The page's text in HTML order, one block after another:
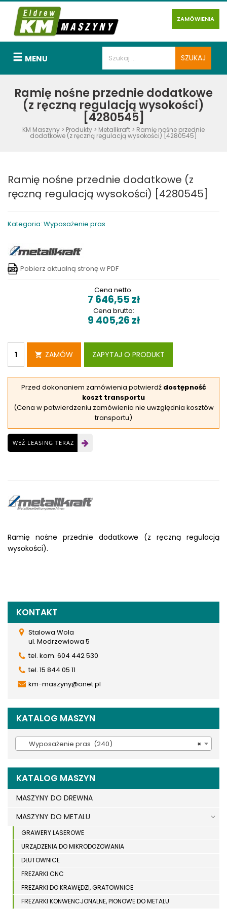
ZAMÓWIENIA
MENU
Ramię nośne przednie dodatkowe
(z ręczną regulacją wysokości)
[4280545]
KM Maszyny > Produkty > Metallkraft > Ramię nośne przednie
dodatkowe (z ręczną regulacją wysokości) [4280545]
Ramię nośne przednie dodatkowe (z
ręczną regulacją wysokości) [4280545]
Kategoria: Wyposażenie pras
Pobierz aktualną stronę w PDF
Cena netto:
7 646,55 zł
Cena brutto:
9 405,26 zł
ZAMÓW ZAPYTAJ O PRODUKT
Przed dokonaniem zamówienia potwierdź dostępność
koszt transportu
(Cena w potwierdzeniu zamówienia nie uwzględnia kosztów
transportu)
WEŹ LEASING TERAZ
Ramię nośne przednie dodatkowe (z ręczną regulacją
wysokości).
KONTAKT
Stalowa Wola
ul. Modrzewiowa 5
tel. kom. 604 442 530
tel. 15 844 05 11
km-maszyny@onet.pl
KATALOG MASZYN
×
Wyposażenie pras (240)
KATALOG MASZYN
MASZYNY DO DREWNA
MASZYNY DO METALU
GRAWERY LASEROWE
URZĄDZENIA DO MIKRODOZOWANIA
DŁUTOWNICE
FREZARKI CNC
FREZARKI DO KRAWĘDZI, GRATOWNICE
FREZARKI KONWENCJONALNE, PIONOWE DO METALU